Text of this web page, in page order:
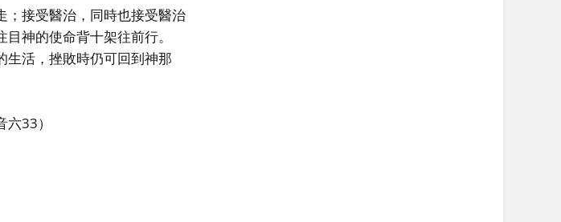
接受醫治，同時也接受醫治
神的使命背十架往前行。
活，挫敗時仍可回到神那
33）